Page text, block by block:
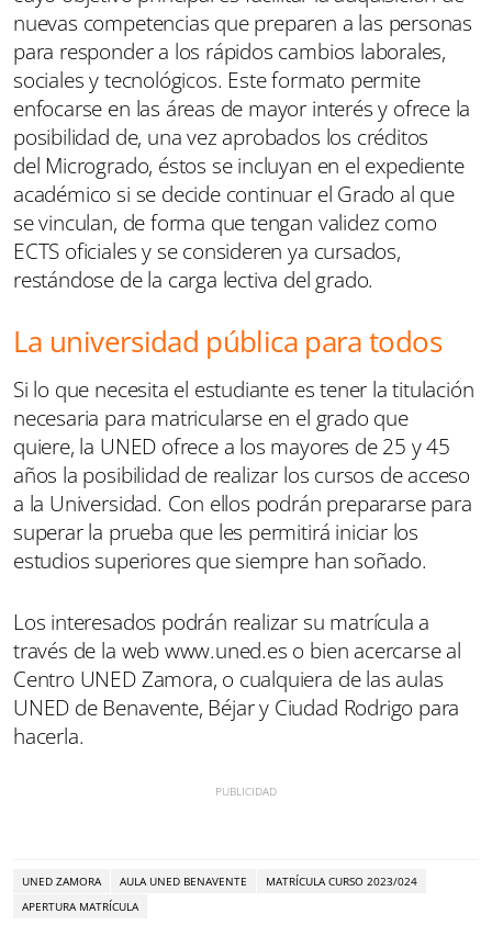
nuevas competencias que preparen a las personas
para responder a los rápidos cambios laborales,
sociales y tecnológicos. Este formato permite
enfocarse en las áreas de mayor interés y ofrece la
posibilidad de, una vez aprobados los créditos
del Microgrado, éstos se incluyan en el expediente
académico si se decide continuar el Grado al que
se vinculan, de forma que tengan validez como
ECTS oficiales y se consideren ya cursados,
restándose de la carga lectiva del grado.
La universidad pública para todos
Si lo que necesita el estudiante es tener la titulación
necesaria para matricularse en el grado que
quiere, la UNED ofrece a los mayores de 25 y 45
años la posibilidad de realizar los cursos de acceso
a la Universidad. Con ellos podrán prepararse para
superar la prueba que les permitirá iniciar los
estudios superiores que siempre han soñado.
Los interesados podrán realizar su matrícula a
través de la web www.uned.es o bien acercarse al
Centro UNED Zamora, o cualquiera de las aulas
UNED de Benavente, Béjar y Ciudad Rodrigo para
hacerla.
UNED ZAMORA AULA UNED BENAVENTE
MATRÍCULA CURSO 2023/024
APERTURA MATRÍCULA